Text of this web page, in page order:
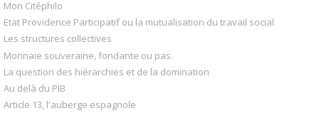
Mon Citéphilo
Etat Providence Participatif ou la mutualisation du travail social
Les structures collectives
Monnaie souveraine, fondante ou pas.
La question des hiérarchies et de la domination
Au delà du PIB
Article 13, l'auberge espagnole